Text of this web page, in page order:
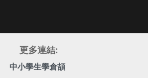
更多連結:
中小學生學倉頡